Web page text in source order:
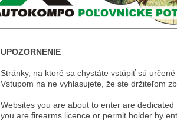
UPOZORNENIE
Stránky, na ktoré sa chystáte vstúpiť sú
Vstupom na ne vyhlasujete, že ste držiteľom
Websites you are about to enter are
you are firearms licence or permit holder by